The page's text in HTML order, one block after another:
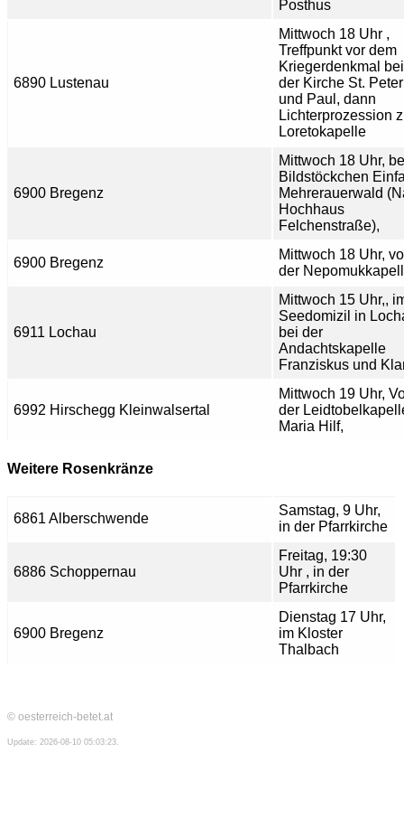
Posthus
6890 Lustenau
Mittwoch 18 Uhr ,
Treffpunkt vor dem
Kriegerdenkmal bei
der Kirche St. Peter
und Paul, dann
Lichterprozession
Loretokapelle
6900 Bregenz
Mittwoch 18 Uhr,
Bildstöckchen
Mehrerauerwald
Hochhaus
Felchenstraße),
6900 Bregenz
Mittwoch 18 Uhr,
der
6911 Lochau
Mittwoch 15 Uhr,,
Seedomizil in
bei der
Andachtskapelle
Franziskus und
6992 Hirschegg Kleinwalsertal
Mittwoch 19 Uhr,
der
Maria Hilf,
Weitere Rosenkränze
6861 Alberschwende
Samstag, 9 Uhr,
in der Pfarrkirche
6886 Schoppernau
Freitag, 19:30
Uhr , in der
Pfarrkirche
6900 Bregenz
Dienstag 17 Uhr,
im Kloster
Thalbach
© oesterreich-betet.at
Update: 2026-08-10 05:03:23.